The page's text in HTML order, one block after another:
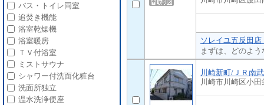
ソレイユ五反田
まずは、どのよ
川崎新町/ＪＲ南
川崎市川崎区小田
バス・トイレ同室
追焚き機能
浴室乾燥機
浴室暖房
ＴＶ付浴室
ミストサウナ
シャワー付洗面化粧台
洗面所独立
温水洗浄便座